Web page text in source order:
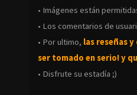
• Imágenes están
• Los comentarios de
• Por ultimo, las reseñas
ser tomado en serio! y
• Disfrute su estadía ;)